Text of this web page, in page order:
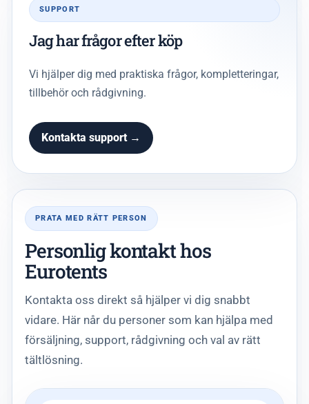
SUPPORT
Jag har frågor efter köp
Vi hjälper dig med praktiska frågor, kompletteringar,
tillbehör och rådgivning.
Kontakta support →
PRATA MED RÄTT PERSON
Personlig kontakt hos
Eurotents
Kontakta oss direkt så hjälper vi dig snabbt
vidare. Här når du personer som kan hjälpa med
försäljning, support, rådgivning och val av rätt
tältlösning.